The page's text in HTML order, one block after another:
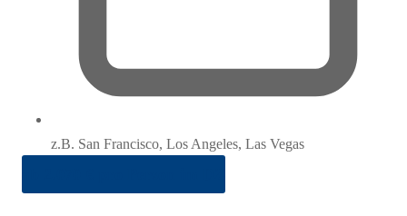
z.B. San Francisco, Los Angeles, Las Vegas